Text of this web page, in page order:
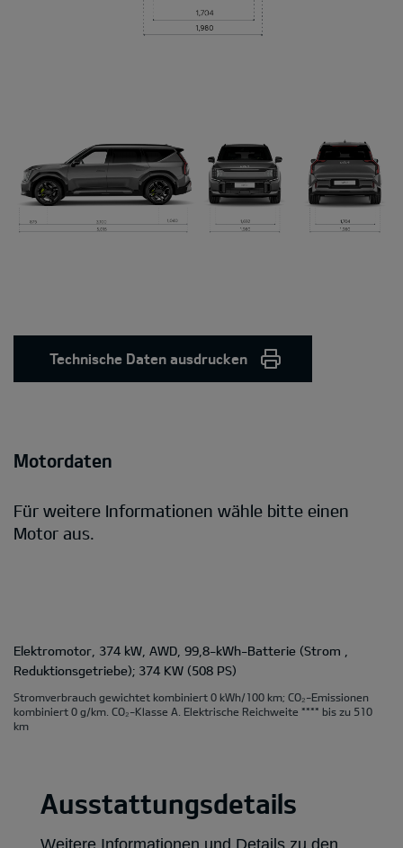
Technische Daten ausdrucken
Motordaten
Für weitere Informationen wähle bitte einen
Motor aus.
Elektromotor, 374 kW, AWD, 99,8-kWh-Batterie (Strom ,
Reduktionsgetriebe); 374 KW (508 PS)
Stromverbrauch gewichtet kombiniert 0 kWh/100 km; CO₂-Emissionen
kombiniert 0 g/km. CO₂-Klasse A. Elektrische Reichweite **** bis zu 510
km
Ausstattungsdetails
Weitere Informationen und Details zu den